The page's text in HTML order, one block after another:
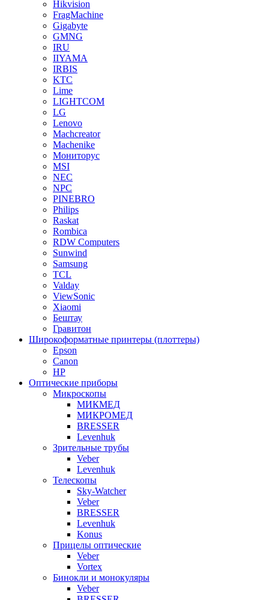
Hikvision
FragMachine
Gigabyte
GMNG
IRU
IIYAMA
IRBIS
KTC
Lime
LIGHTCOM
LG
Lenovo
Machcreator
Machenike
Мониторус
MSI
NEC
NPC
PINEBRO
Philips
Raskat
Rombica
RDW Computers
Sunwind
Samsung
TCL
Valday
ViewSonic
Xiaomi
Бештау
Гравитон
Широкоформатные принтеры (плоттеры)
Epson
Canon
HP
Оптические приборы
Микроскопы
МИКМЕД
МИКРОМЕД
BRESSER
Levenhuk
Зрительные трубы
Veber
Levenhuk
Телескопы
Sky-Watcher
Veber
BRESSER
Levenhuk
Konus
Прицелы оптические
Veber
Vortex
Бинокли и монокуляры
Veber